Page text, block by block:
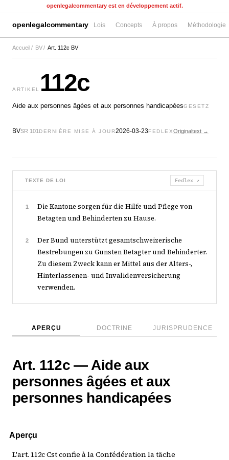
openlegalcommentary est en développement actif.
openlegalcommentary Lois Concepts À propos Méthodologie
Accueil/ BV/ Art. 112c BV
ARTIKEL 112c
Aide aux personnes âgées et aux personnes handicapéesGESETZ
BVSR 101 DERNIÈRE MISE À JOUR2026-03-23FEDLEXOriginaltext →
TEXTE DE LOI Fedlex ↗
1
Die Kantone sorgen für die Hilfe und Pflege von
Betagten und Behinderten zu Hause.
2
Der Bund unterstützt gesamtschweizerische
Bestrebungen zu Gunsten Betagter und Behinderter.
Zu diesem Zweck kann er Mittel aus der Alters-,
Hinterlassenen- und Invalidenversicherung
verwenden.
APERÇU DOCTRINE JURISPRUDENCE
Art. 112c — Aide aux
personnes âgées et aux
personnes handicapées
Aperçu
L'art. 112c Cst confie à la Confédération la tâche